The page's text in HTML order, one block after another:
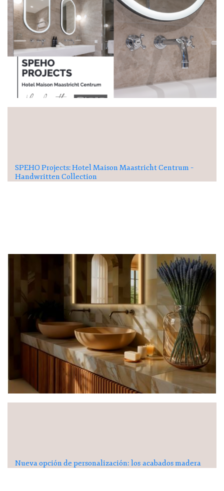
SPEHO Projects: Hotel Maison Maastricht Centrum –
Handwritten Collection
Nueva opción de personalización: los acabados madera